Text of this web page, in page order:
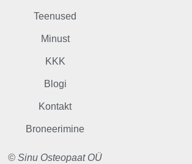
Teenused
Minust
KKK
Blogi
Kontakt
Broneerimine
© Sinu Osteopaat OÜ